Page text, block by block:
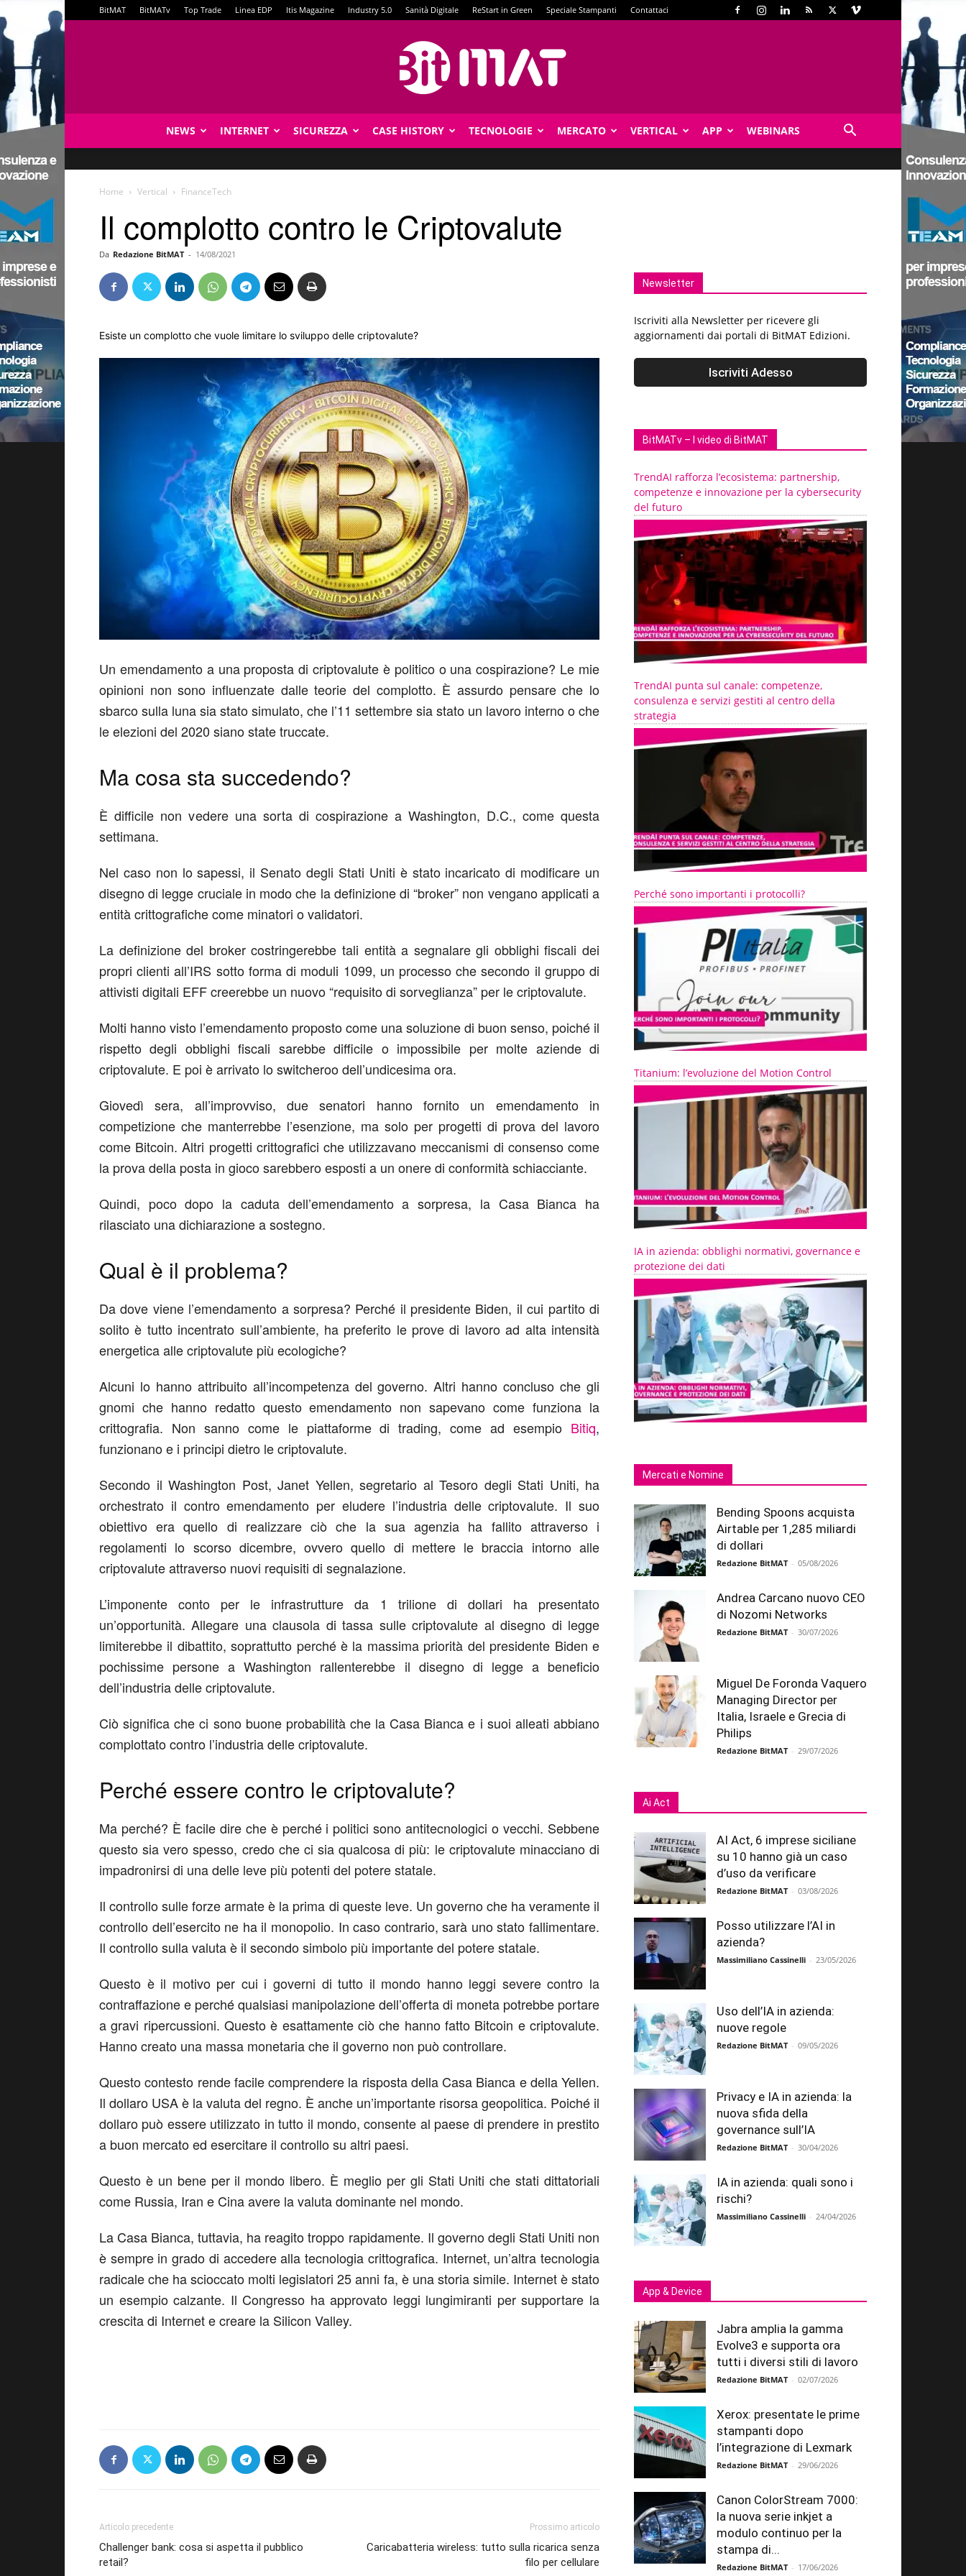
BitMAT BitMATv Top Trade Linea EDP Itis Magazine Industry 5.0 Sanità Digitale ReStart in Green Speciale Stampanti Contattaci
NEWS INTERNET SICUREZZA CASE HISTORY TECNOLOGIE MERCATO VERTICAL APP WEBINARS
Home Vertical FinanceTech
Il complotto contro le Criptovalute
Da Redazione BitMAT - 14/08/2021
Esiste un complotto che vuole limitare lo sviluppo delle criptovalute?
Un emendamento a una proposta di criptovalute è politico o una cospirazione? Le mie
opinioni non sono influenzate dalle teorie del complotto. È assurdo pensare che lo
sbarco sulla luna sia stato simulato, che l’11 settembre sia stato un lavoro interno o che
le elezioni del 2020 siano state truccate.
Ma cosa sta succedendo?
È difficile non vedere una sorta di cospirazione a Washington, D.C., come questa
settimana.
Nel caso non lo sapessi, il Senato degli Stati Uniti è stato incaricato di modificare un
disegno di legge cruciale in modo che la definizione di “broker” non vengano applicati a
entità crittografiche come minatori o validatori.
La definizione del broker costringerebbe tali entità a segnalare gli obblighi fiscali dei
propri clienti all’IRS sotto forma di moduli 1099, un processo che secondo il gruppo di
attivisti digitali EFF creerebbe un nuovo “requisito di sorveglianza” per le criptovalute.
Molti hanno visto l’emendamento proposto come una soluzione di buon senso, poiché il
rispetto degli obblighi fiscali sarebbe difficile o impossibile per molte aziende di
criptovalute. E poi è arrivato lo switcheroo dell’undicesima ora.
Giovedì sera, all’improvviso, due senatori hanno fornito un emendamento in
competizione che manterrebbe l’esenzione, ma solo per progetti di prova del lavoro
come Bitcoin. Altri progetti crittografici che utilizzavano meccanismi di consenso come
la prova della posta in gioco sarebbero esposti a un onere di conformità schiacciante.
Quindi, poco dopo la caduta dell’emendamento a sorpresa, la Casa Bianca ha
rilasciato una dichiarazione a sostegno.
Qual è il problema?
Da dove viene l’emendamento a sorpresa? Perché il presidente Biden, il cui partito di
solito è tutto incentrato sull’ambiente, ha preferito le prove di lavoro ad alta intensità
energetica alle criptovalute più ecologiche?
Alcuni lo hanno attribuito all’incompetenza del governo. Altri hanno concluso che gli
gnomi che hanno redatto questo emendamento non sapevano come funziona la
crittografia. Non sanno come le piattaforme di trading, come ad esempio Bitiq,
funzionano e i principi dietro le criptovalute.
Secondo il Washington Post, Janet Yellen, segretario al Tesoro degli Stati Uniti, ha
orchestrato il contro emendamento per eludere l’industria delle criptovalute. Il suo
obiettivo era quello di realizzare ciò che la sua agenzia ha fallito attraverso i
regolamenti lo scorso dicembre, ovvero quello di mettere le braccia intorno alle
criptovalute attraverso nuovi requisiti di segnalazione.
L’imponente conto per le infrastrutture da 1 trilione di dollari ha presentato
un’opportunità. Allegare una clausola di tassa sulle criptovalute al disegno di legge
limiterebbe il dibattito, soprattutto perché è la massima priorità del presidente Biden e
pochissime persone a Washington rallenterebbe il disegno di legge a beneficio
dell’industria delle criptovalute.
Ciò significa che ci sono buone probabilità che la Casa Bianca e i suoi alleati abbiano
complottato contro l’industria delle criptovalute.
Perché essere contro le criptovalute?
Ma perché? È facile dire che è perché i politici sono antitecnologici o vecchi. Sebbene
questo sia vero spesso, credo che ci sia qualcosa di più: le criptovalute minacciano di
impadronirsi di una delle leve più potenti del potere statale.
Il controllo sulle forze armate è la prima di queste leve. Un governo che ha veramente il
controllo dell’esercito ne ha il monopolio. In caso contrario, sarà uno stato fallimentare.
Il controllo sulla valuta è il secondo simbolo più importante del potere statale.
Questo è il motivo per cui i governi di tutto il mondo hanno leggi severe contro la
contraffazione e perché qualsiasi manipolazione dell’offerta di moneta potrebbe portare
a gravi ripercussioni. Questo è esattamente ciò che hanno fatto Bitcoin e criptovalute.
Hanno creato una massa monetaria che il governo non può controllare.
Questo contesto rende facile comprendere la risposta della Casa Bianca e della Yellen.
Il dollaro USA è la valuta del regno. È anche un’importante risorsa geopolitica. Poiché il
dollaro può essere utilizzato in tutto il mondo, consente al paese di prendere in prestito
a buon mercato ed esercitare il controllo su altri paesi.
Questo è un bene per il mondo libero. È meglio per gli Stati Uniti che stati dittatoriali
come Russia, Iran e Cina avere la valuta dominante nel mondo.
La Casa Bianca, tuttavia, ha reagito troppo rapidamente. Il governo degli Stati Uniti non
è sempre in grado di accedere alla tecnologia crittografica. Internet, un’altra tecnologia
radicale che ha scioccato molti legislatori 25 anni fa, è una storia simile. Internet è stato
un esempio calzante. Il Congresso ha approvato leggi lungimiranti per supportare la
crescita di Internet e creare la Silicon Valley.
Articolo precedente
Challenger bank: cosa si aspetta il pubblico
retail?
Prossimo articolo
Caricabatteria wireless: tutto sulla ricarica senza
filo per cellulare
Newsletter
Iscriviti alla Newsletter per ricevere gli
aggiornamenti dai portali di BitMAT Edizioni.
BitMATv – I video di BitMAT
TrendAI rafforza l’ecosistema: partnership,
competenze e innovazione per la cybersecurity
del futuro
TrendAI punta sul canale: competenze,
consulenza e servizi gestiti al centro della
strategia
Perché sono importanti i protocolli?
Titanium: l’evoluzione del Motion Control
IA in azienda: obblighi normativi, governance e
protezione dei dati
Mercati e Nomine
Bending Spoons acquista
Airtable per 1,285 miliardi
di dollari
Redazione BitMAT - 05/08/2026
Andrea Carcano nuovo CEO
di Nozomi Networks
Redazione BitMAT - 30/07/2026
Miguel De Foronda Vaquero
Managing Director per
Italia, Israele e Grecia di
Philips
Redazione BitMAT - 29/07/2026
Ai Act
AI Act, 6 imprese siciliane
su 10 hanno già un caso
d’uso da verificare
Redazione BitMAT - 03/08/2026
Posso utilizzare l’AI in
azienda?
Massimiliano Cassinelli - 23/05/2026
Uso dell’IA in azienda:
nuove regole
Redazione BitMAT - 09/05/2026
Privacy e IA in azienda: la
nuova sfida della
governance sull’IA
Redazione BitMAT - 30/04/2026
IA in azienda: quali sono i
rischi?
Massimiliano Cassinelli - 24/04/2026
App & Device
Jabra amplia la gamma
Evolve3 e supporta ora
tutti i diversi stili di lavoro
Redazione BitMAT - 02/07/2026
Xerox: presentate le prime
stampanti dopo
l’integrazione di Lexmark
Redazione BitMAT - 29/06/2026
Canon ColorStream 7000:
la nuova serie inkjet a
modulo continuo per la
stampa di...
Redazione BitMAT - 17/06/2026